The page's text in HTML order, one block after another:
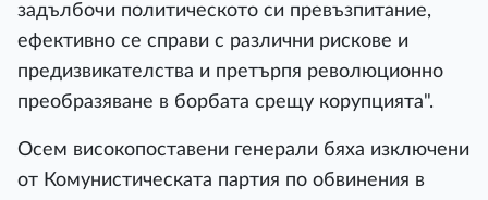
задълбочи политическото си превъзпитание,
ефективно се справи с различни рискове и
предизвикателства и претърпя революционно
преобразяване в борбата срещу корупцията".
Осем високопоставени генерали бяха изключени
от Комунистическата партия по обвинения в